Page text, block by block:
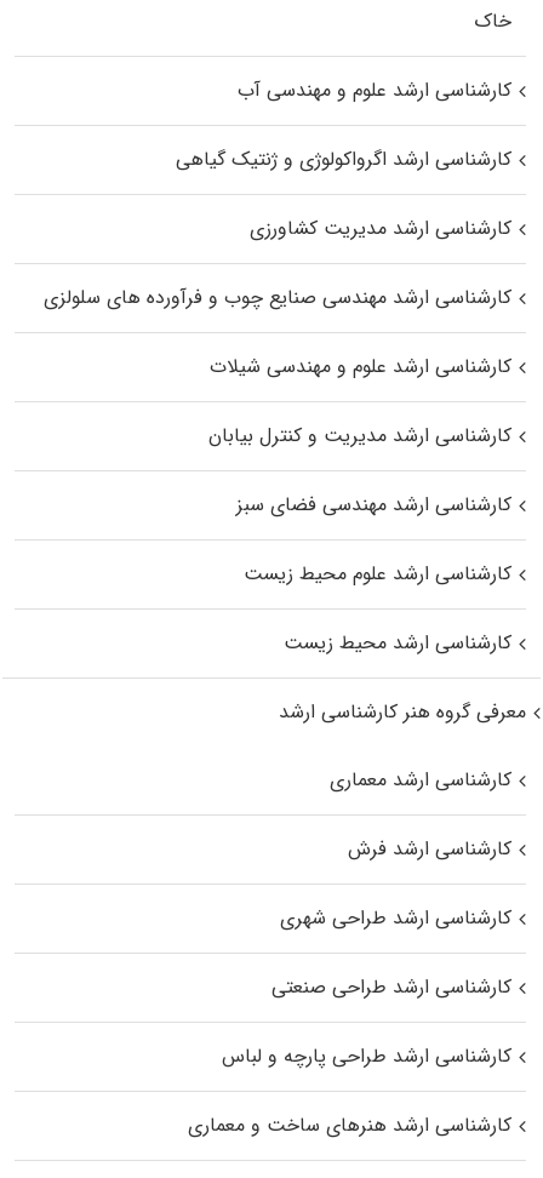
خاک
کارشناسی ارشد علوم و مهندسی آب
کارشناسی ارشد اگرواکولوژی و ژنتیک گیاهی
کارشناسی ارشد مدیریت کشاورزی
کارشناسی ارشد مهندسی صنایع چوب و فرآورده‌ های سلولزی
کارشناسی ارشد علوم و مهندسی شیلات
کارشناسی ارشد مدیریت و کنترل بیابان
کارشناسی ارشد مهندسی فضای سبز
کارشناسی ارشد علوم محیط‌ زیست
کارشناسی ارشد محیط زیست
معرفی گروه هنر کارشناسی ارشد
کارشناسی ارشد معماری
کارشناسی ارشد فرش
کارشناسی ارشد طراحی شهری
کارشناسی ارشد طراحی صنعتی
کارشناسی ارشد طراحی پارچه و لباس
کارشناسی ارشد هنرهای ساخت و معماری